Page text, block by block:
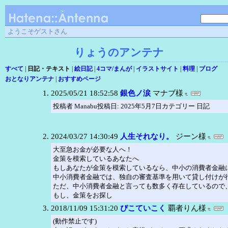
ようこそゲストさん
りょうのアンテナ
すべて 日記・テキスト 絵日記| 4コマ/まんが| イラストサイト 料理
ブログ
おとなりアンテナ
おすすめページ
2025/05/21 18:52:58 銀色ノ涙 マナブ様
投稿者 Manabu投稿日: 2025年5月7日カテゴリー 日記
2024/03/27 14:30:49 人生それなり。 ジーン様
大至急お金が必要な人へ！
金策を模索しているあなたへ
もしあなたが金策を模索しているなら、中小の消費者金
中小消費者金融では、独自の審査基準を用いて貸し付け
ただ、中小消費者金融と言っても数多く存在しているの
もし、金策をお探し
2018/11/09 15:31:20 ぴこていこく 覇者りん様
(動作禁止です)